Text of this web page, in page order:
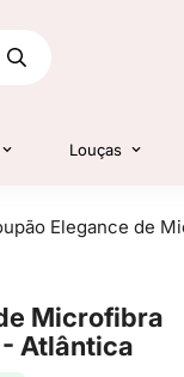
Louças
Microfibra
Atlântica